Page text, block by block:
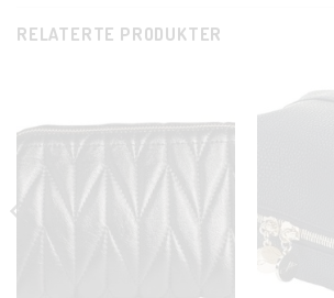
RELATERTE PRODUKTER